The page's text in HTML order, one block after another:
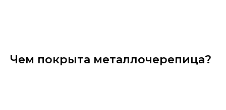
Чем покрыта металлочерепица?